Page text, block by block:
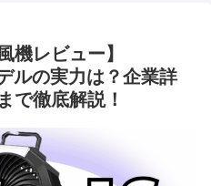
機レビュー】
ルの実力は？企業詳
で徹底解説！